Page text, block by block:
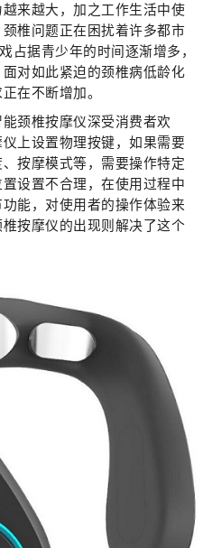
来越大，加之工作生活中使
椎问题正在困扰着许多都市
占据青少年的时间逐渐增多，
对如此紧迫的颈椎病低龄化
在不断增加。
颈椎按摩仪深受消费者欢
上设置物理按键，如果需要
按摩模式等，需要操作特定
设置不合理，在使用过程中
能，对使用者的操作体验来
按摩仪的出现则解决了这个